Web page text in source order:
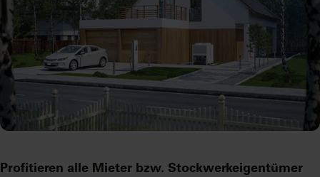
Profitieren alle Mieter bzw. Stockwerkeigentümer